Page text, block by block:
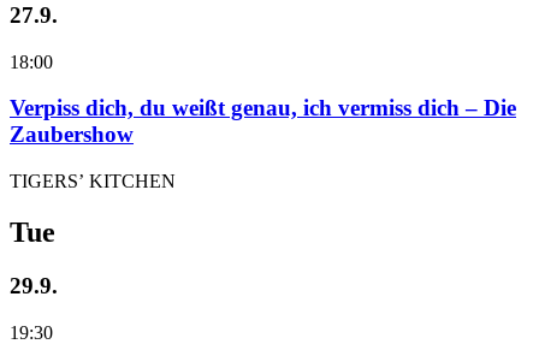
27.9.
18:00
Verpiss dich, du weißt genau, ich vermiss dich – Die
Zaubershow
TIGERS’ KITCHEN
Tue
29.9.
19:30